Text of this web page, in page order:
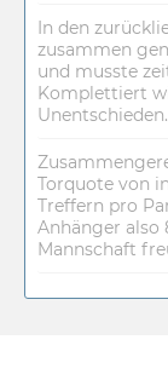
In den
zusammen
und musste
Komplettiert
Unentschieden.
Torquote von
Treffern pro
Anhänger also
Mannschaft